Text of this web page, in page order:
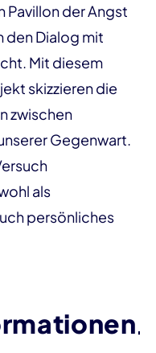
Pavillon der Angst
den Dialog mit
Mit diesem
skizzieren die
zwischen
Gegenwart.
als
persönliches